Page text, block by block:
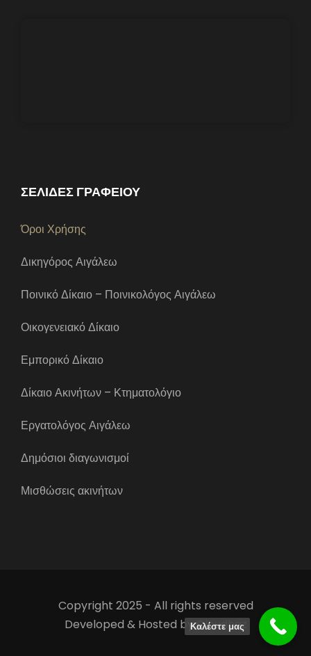
ΣΕΛΙΔΕΣ ΓΡΑΦΕΙΟΥ
Όροι Χρήσης
Δικηγόρος Αιγάλεω
Ποινικό Δίκαιο – Ποινικολόγος Αιγάλεω
Οικογενειακό Δίκαιο
Εμπορικό Δίκαιο
Δίκαιο Ακινήτων – Κτηματολόγιο
Εργατολόγος Αιγάλεω
Δημόσιοι διαγωνισμοί
Μισθώσεις ακινήτων
Copyright 2025 - All rights reserved
Developed & Hosted byCloudhaz
Καλέστε μας